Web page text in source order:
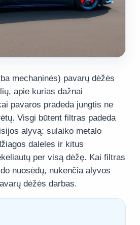
mechaninės) pavarų dėžės
apie kurias dažnai
pavaros pradeda jungtis ne
Visgi būtent filtras padeda
alyvą: sulaiko metalo
daleles ir kitus
per visą dėžę. Kai filtras
nuosėdų, nukenčia alyvos
dėžės darbas.